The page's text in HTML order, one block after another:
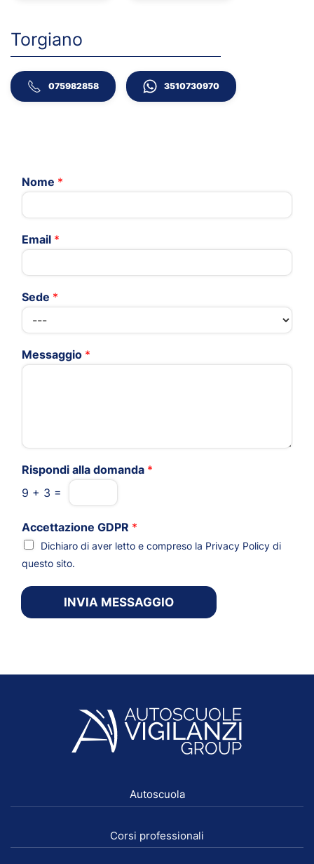
Torgiano
075982858 3510730970
Nome *
Email *
Sede *
Messaggio *
Rispondi alla domanda *
9 + 3 =
Accettazione GDPR *
Dichiaro di aver letto e compreso la Privacy Policy di
questo sito.
INVIA MESSAGGIO
Autoscuola
Corsi professionali